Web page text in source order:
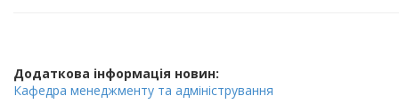
Додаткова інформація новин:
Кафедра менеджменту та адміністрування